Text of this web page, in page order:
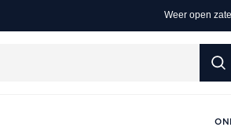
Weer open